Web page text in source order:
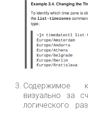
Содержимое
визуально за
логического